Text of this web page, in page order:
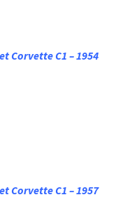
Corvette C1 – 1954
Corvette C1 – 1957